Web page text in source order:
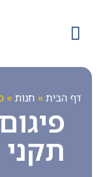
דף הבית » חנות »